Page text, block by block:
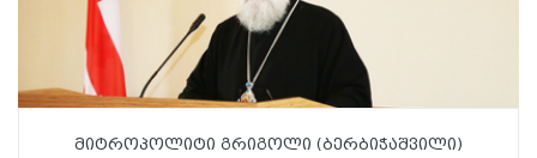
მიტროპოლიტი გრიგოლი (ბერბიჭაშვილი)